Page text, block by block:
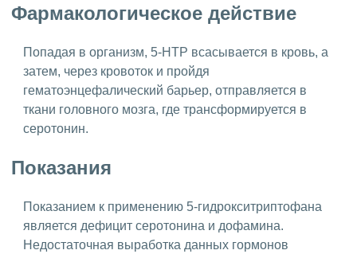
Фармакологическое действие
Попадая в организм, 5-HTP всасывается в кровь, а
затем, через кровоток и пройдя
гематоэнцефалический барьер, отправляется в
ткани головного мозга, где трансформируется в
серотонин.
Показания
Показанием к применению 5-гидрокситриптофана
является дефицит серотонина и дофамина.
Недостаточная выработка данных гормонов